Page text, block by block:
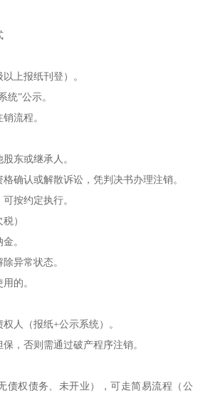
上报纸刊登）。
统”公示。
流程。
东或继承人。
确认或解散诉讼，凭判决书办理注销。
按约定执行。
）
。
异常状态。
的。
人（报纸+公示系统）。
，否则需通过破产程序注销。
债权债务、未开业），可走简易流程（公